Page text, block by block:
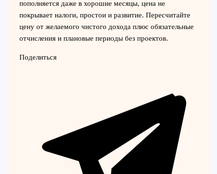
пополняется даже в хорошие месяцы, цена не
покрывает налоги, простои и развитие. Пересчитайте
цену от желаемого чистого дохода плюс обязательные
отчисления и плановые периоды без проектов.
Поделиться